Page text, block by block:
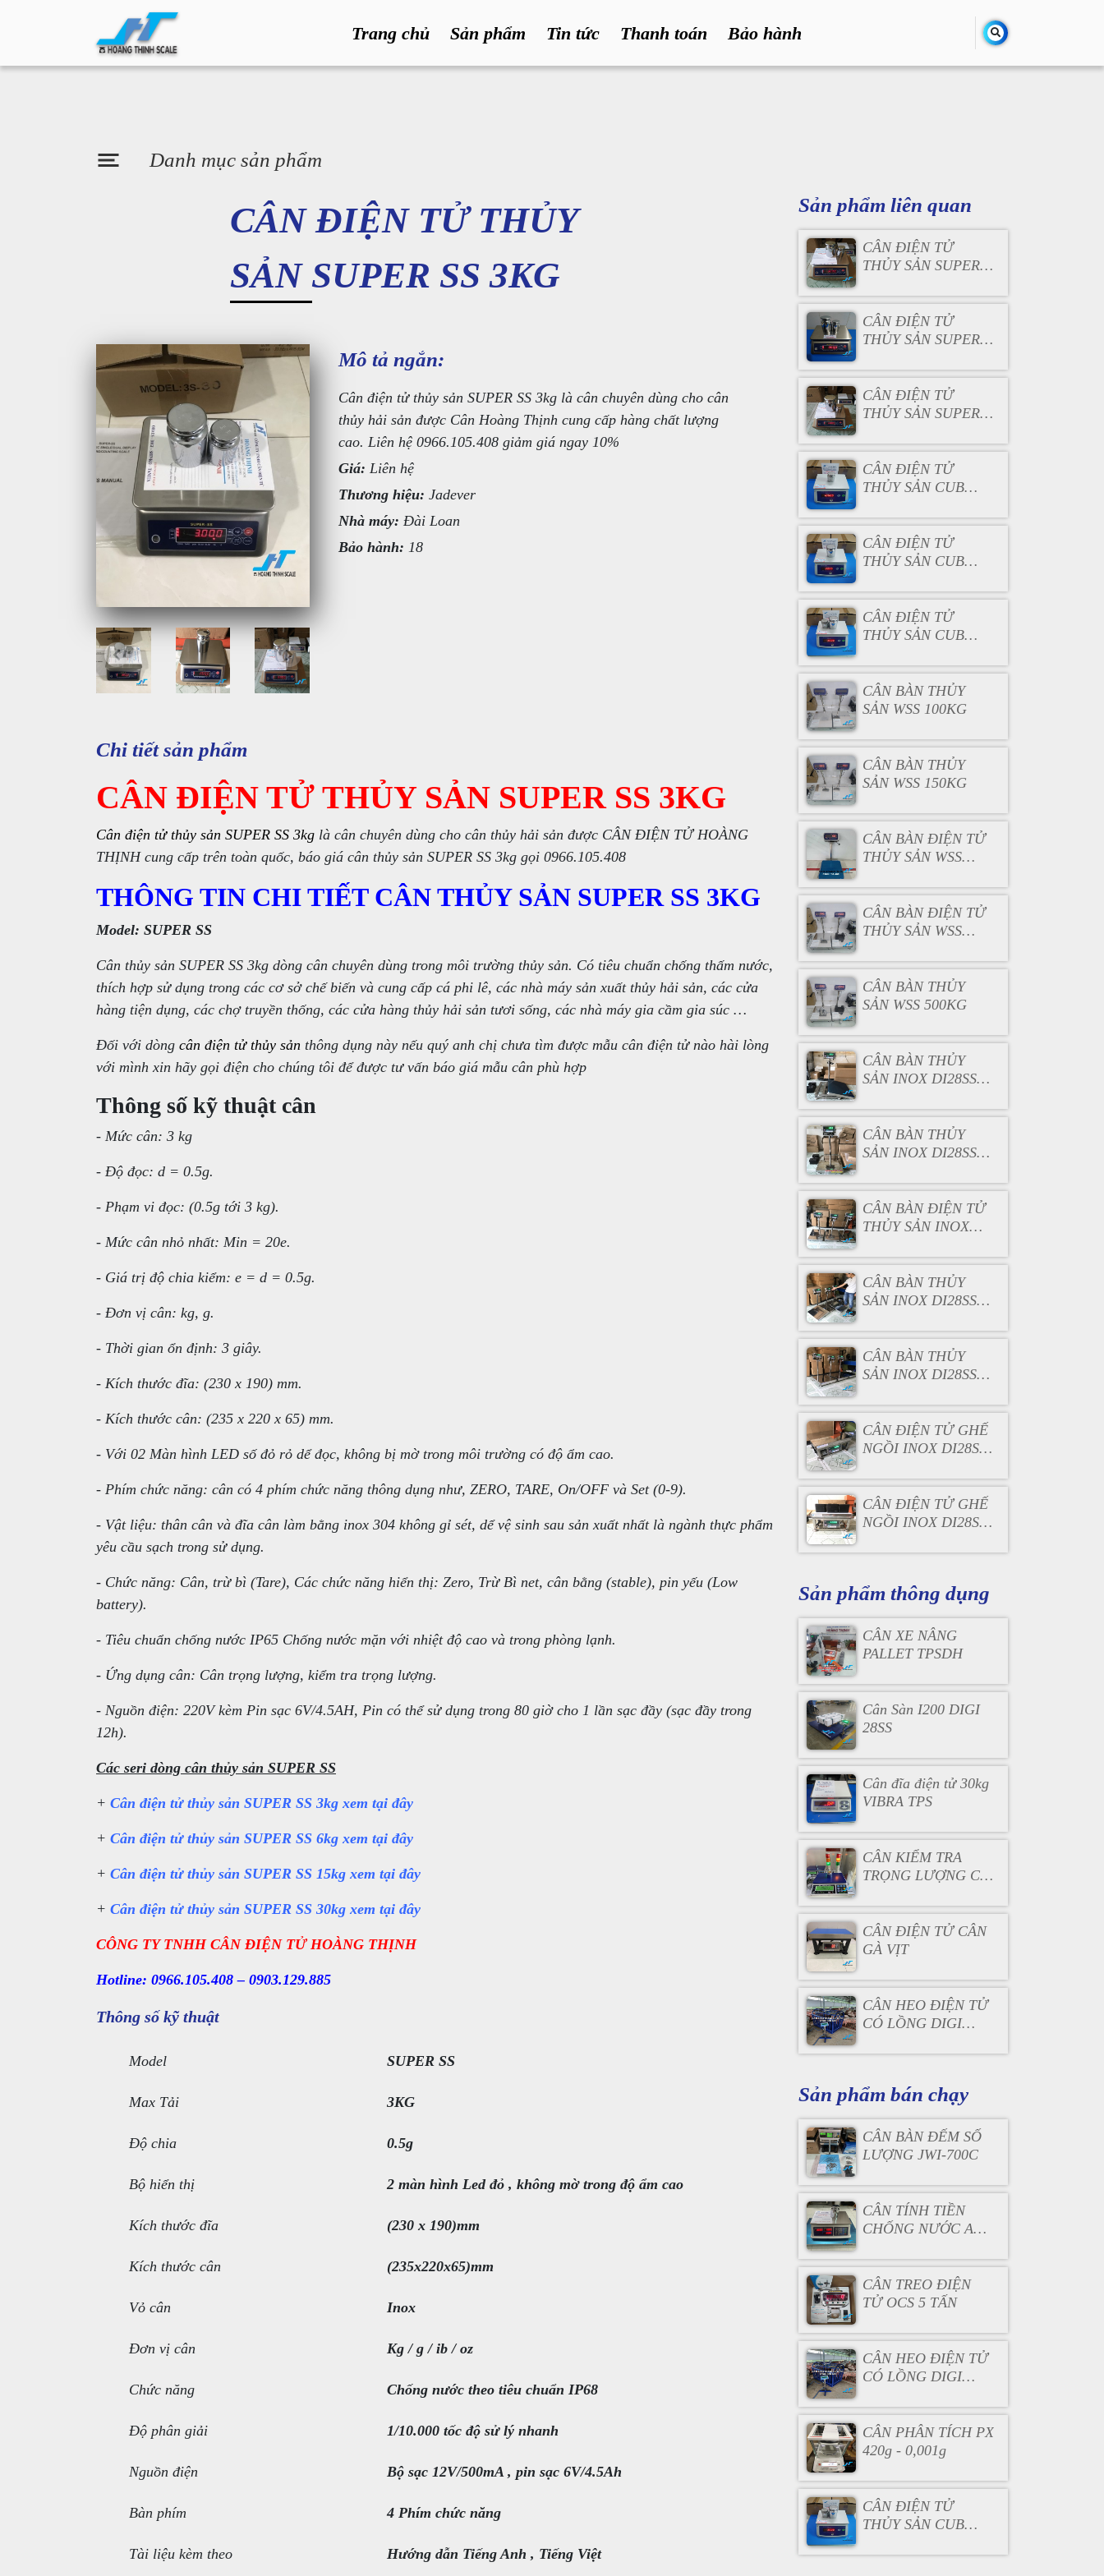
Trang chủ Sản phẩm Tin tức Thanh toán Bảo hành
Danh mục sản phẩm
CÂN ĐIỆN TỬ THỦY
SẢN SUPER SS 3KG
Mô tả ngắn:
Cân điện tử thủy sản SUPER SS 3kg là cân chuyên dùng cho cân
thủy hải sản được Cân Hoàng Thịnh cung cấp hàng chất lượng
cao. Liên hệ 0966.105.408 giảm giá ngay 10%
Giá: Liên hệ
Thương hiệu: Jadever
Nhà máy: Đài Loan
Bảo hành: 18
Chi tiết sản phẩm
CÂN ĐIỆN TỬ THỦY SẢN SUPER SS 3KG
Cân điện tử thủy sản SUPER SS 3kg là cân chuyên dùng cho cân thủy hải sản được CÂN ĐIỆN TỬ HOÀNG
THỊNH cung cấp trên toàn quốc, báo giá cân thủy sản SUPER SS 3kg gọi 0966.105.408
THÔNG TIN CHI TIẾT CÂN THỦY SẢN SUPER SS 3KG
Model: SUPER SS
Cân thủy sản SUPER SS 3kg dòng cân chuyên dùng trong môi trường thủy sản. Có tiêu chuẩn chống thấm nước,
thích hợp sử dụng trong các cơ sở chế biến và cung cấp cá phi lê, các nhà máy sản xuất thủy hải sản, các cửa
hàng tiện dụng, các chợ truyền thống, các cửa hàng thủy hải sản tươi sống, các nhà máy gia cầm gia súc …
Đối với dòng cân điện tử thủy sản thông dụng này nếu quý anh chị chưa tìm được mẫu cân điện tử nào hài lòng
với mình xin hãy gọi điện cho chúng tôi để được tư vấn báo giá mẫu cân phù hợp
Thông số kỹ thuật cân
- Mức cân: 3 kg
- Độ đọc: d = 0.5g.
- Phạm vi đọc: (0.5g tới 3 kg).
- Mức cân nhỏ nhất: Min = 20e.
- Giá trị độ chia kiểm: e = d = 0.5g.
- Đơn vị cân: kg, g.
- Thời gian ổn định: 3 giây.
- Kích thước đĩa: (230 x 190) mm.
- Kích thước cân: (235 x 220 x 65) mm.
- Với 02 Màn hình LED số đỏ rỏ dể đọc, không bị mờ trong môi trường có độ ẩm cao.
- Phím chức năng: cân có 4 phím chức năng thông dụng như, ZERO, TARE, On/OFF và Set (0-9).
- Vật liệu: thân cân và đĩa cân làm bằng inox 304 không gỉ sét, dể vệ sinh sau sản xuất nhất là ngành thực phẩm
yêu cầu sạch trong sử dụng.
- Chức năng: Cân, trừ bì (Tare), Các chức năng hiển thị: Zero, Trừ Bì net, cân bằng (stable), pin yếu (Low
battery).
- Tiêu chuẩn chống nước IP65 Chống nước mặn với nhiệt độ cao và trong phòng lạnh.
- Ứng dụng cân: Cân trọng lượng, kiểm tra trọng lượng.
- Nguồn điện: 220V kèm Pin sạc 6V/4.5AH, Pin có thể sử dụng trong 80 giờ cho 1 lần sạc đầy (sạc đầy trong
12h).
Các seri dòng cân thủy sản SUPER SS
+ Cân điện tử thủy sản SUPER SS 3kg xem tại đây
+ Cân điện tử thủy sản SUPER SS 6kg xem tại đây
+ Cân điện tử thủy sản SUPER SS 15kg xem tại đây
+ Cân điện tử thủy sản SUPER SS 30kg xem tại đây
CÔNG TY TNHH CÂN ĐIỆN TỬ HOÀNG THỊNH
Hotline: 0966.105.408 – 0903.129.885
Thông số kỹ thuật
Model SUPER SS
Max Tải 3KG
Độ chia 0.5g
Bộ hiển thị 2 màn hình Led đỏ , không mờ trong độ ẩm cao
Kích thước đĩa (230 x 190)mm
Kích thước cân (235x220x65)mm
Vỏ cân Inox
Đơn vị cân Kg / g / ib / oz
Chức năng Chống nước theo tiêu chuẩn IP68
Độ phân giải 1/10.000 tốc độ sử lý nhanh
Nguồn điện Bộ sạc 12V/500mA , pin sạc 6V/4.5Ah
Bàn phím 4 Phím chức năng
Tài liệu kèm theo Hướng dẫn Tiếng Anh , Tiếng Việt
Sản phẩm liên quan
CÂN ĐIỆN TỬ
THỦY SẢN SUPER
CÂN ĐIỆN TỬ
THỦY SẢN SUPER
CÂN ĐIỆN TỬ
THỦY SẢN SUPER
CÂN ĐIỆN TỬ
THỦY SẢN CUB
CÂN ĐIỆN TỬ
THỦY SẢN CUB
CÂN ĐIỆN TỬ
THỦY SẢN CUB
CÂN BÀN THỦY
SẢN WSS 100KG
CÂN BÀN THỦY
SẢN WSS 150KG
CÂN BÀN ĐIỆN TỬ
THỦY SẢN WSS
CÂN BÀN ĐIỆN TỬ
THỦY SẢN WSS
CÂN BÀN THỦY
SẢN WSS 500KG
CÂN BÀN THỦY
SẢN INOX DI28SS
CÂN BÀN THỦY
SẢN INOX DI28SS
CÂN BÀN ĐIỆN TỬ
THỦY SẢN INOX
CÂN BÀN THỦY
SẢN INOX DI28SS
CÂN BÀN THỦY
SẢN INOX DI28SS
CÂN ĐIỆN TỬ GHẾ
NGỒI INOX DI28SS
CÂN ĐIỆN TỬ GHẾ
NGỒI INOX DI28SS
Sản phẩm thông dụng
CÂN XE NÂNG
PALLET TPSDH
Cân Sàn I200 DIGI
28SS
Cân đĩa điện tử 30kg
VIBRA TPS
CÂN KIỂM TRA
TRỌNG LƯỢNG CÓ
CÂN ĐIỆN TỬ CÂN
GÀ VỊT
CÂN HEO ĐIỆN TỬ
CÓ LỒNG DIGI
Sản phẩm bán chạy
CÂN BÀN ĐẾM SỐ
LƯỢNG JWI-700C
CÂN TÍNH TIỀN
CHỐNG NƯỚC AC
CÂN TREO ĐIỆN
TỬ OCS 5 TẤN
CÂN HEO ĐIỆN TỬ
CÓ LỒNG DIGI
CÂN PHÂN TÍCH PX
420g - 0,001g
CÂN ĐIỆN TỬ
THỦY SẢN CUB